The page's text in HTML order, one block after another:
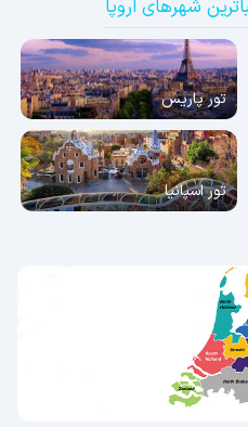
شهرهای اروپا
تور پاریس
تور اسپانیا